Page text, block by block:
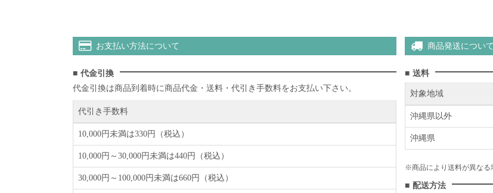
お支払い方法について
代金引換
代金引換は商品到着時に商品代金・送料・代引き手数料をお支払い下さい。
代引き手数料
10,000円未満は330円（税込）
10,000円～30,000円未満は440円（税込）
30,000円～100,000円未満は660円（税込）
商品発送について
送料
対象地域
沖縄県以外
沖縄県
※商品により送料が異なる
配送方法